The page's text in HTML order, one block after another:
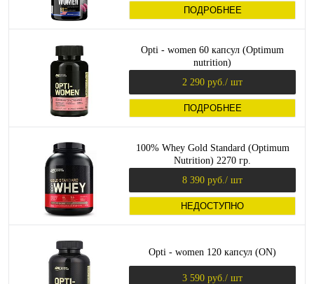
ПОДРОБНЕЕ
Opti - women 60 капсул (Optimum
nutrition)
2 290 руб. / шт
ПОДРОБНЕЕ
100% Whey Gold Standard (Optimum
Nutrition) 2270 гр.
8 390 руб. / шт
НЕДОСТУПНО
Opti - women 120 капсул (ON)
3 590 руб. / шт